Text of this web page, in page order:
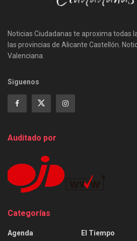
Noticias Ciudadanas te aproxima todas
las provincias de Alicante Castellón.
Valenciana.
Siguenos
Auditado por
Categorías
Agenda
El Tiempo